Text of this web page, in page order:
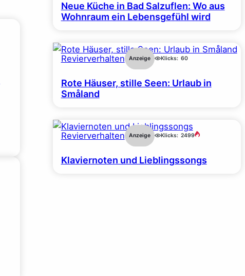
Neue Küche in Bad Salzuflen: Wo aus
Wohnraum ein Lebensgefühl wird
Revierverhalten Anzeige Klicks: 60
Rote Häuser, stille Seen: Urlaub in
Småland
Revierverhalten Anzeige Klicks: 2499
Klaviernoten und Lieblingssongs